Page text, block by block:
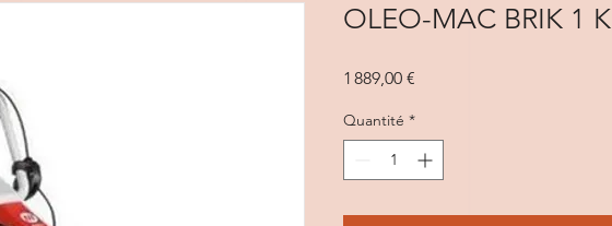
OLEO-MAC BRIK 1 K
1 889,00 €
Quantité *